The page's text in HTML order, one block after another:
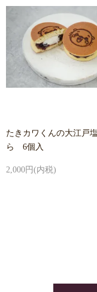
たきカワくんの大江戸
ら 6個入
2,000円(内税)